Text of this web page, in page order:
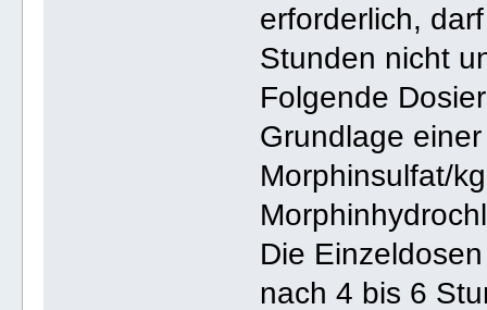
erforderlich,
Stunden nicht
Folgende
Grundlage
Morphinsulfat/
Die
nach 4 bis 6